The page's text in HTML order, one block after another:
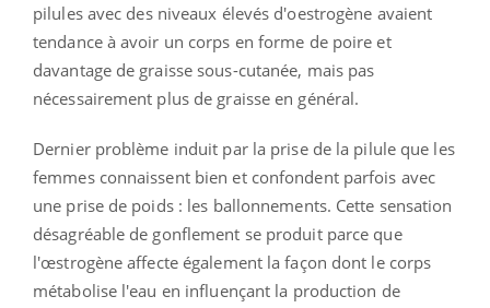
pilules avec des niveaux élevés d'oestrogène avaient
tendance à avoir un corps en forme de poire et
davantage de graisse sous-cutanée, mais pas
nécessairement plus de graisse en général.
Dernier problème induit par la prise de la pilule que les
femmes connaissent bien et confondent parfois avec
une prise de poids : les ballonnements. Cette sensation
désagréable de gonflement se produit parce que
l'œstrogène affecte également la façon dont le corps
métabolise l'eau en influençant la production de